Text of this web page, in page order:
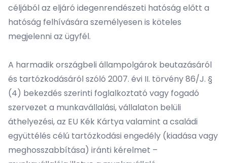
céljából az eljáró idegenrendészeti hatóság előtt a
hatóság felhívására személyesen is köteles
megjelenni az ügyfél.
A harmadik országbeli állampolgárok beutazásáról
és tartózkodásáról szóló 2007. évi II. törvény 86/J. §
(4) bekezdés szerinti foglalkoztató vagy fogadó
szervezet a munkavállalási, vállalaton belüli
áthelyezési, az EU Kék Kártya valamint a családi
együttélés célú tartózkodási engedély (kiadása vagy
meghosszabbítása) iránti kérelmet –